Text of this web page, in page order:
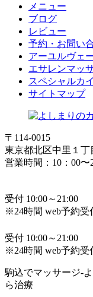
メニュー
ブログ
レビュー
予約・お問い
アーユルヴェ
エサレンマッ
スペシャルカ
サイトマップ
〒114-0015
東京都北区中里１丁
営業時間：10：00〜
受付 10:00～21:00
※24時間 web予約受
受付 10:00～21:00
※24時間 web予約受
駒込でマッサージ-
ら治療